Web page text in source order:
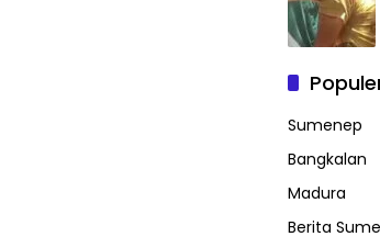
Sumenep
Bangkalan
Madura
Berita